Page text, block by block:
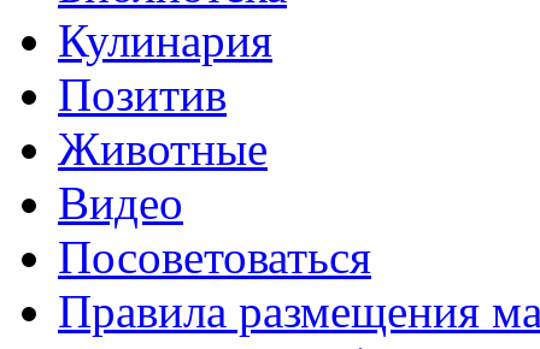
Кулинария
Позитив
Животные
Видео
Посоветоваться
Правила размещения